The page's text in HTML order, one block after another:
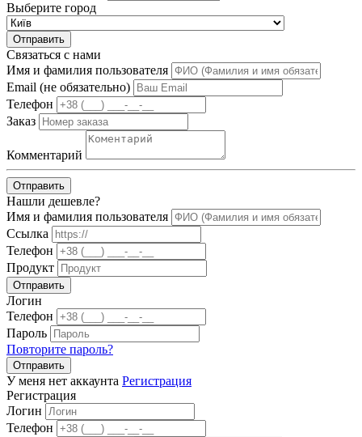
Выберите город
Отправить
Связаться с нами
Имя и фамилия пользователя
Email (не обязательно)
Телефон
Заказ
Комментарий
Отправить
Нашли дешевле?
Имя и фамилия пользователя
Ссылка
Телефон
Продукт
Отправить
Логин
Телефон
Пароль
Повторите пароль?
Отправить
У меня нет аккаунта Регистрация
Регистрация
Логин
Телефон